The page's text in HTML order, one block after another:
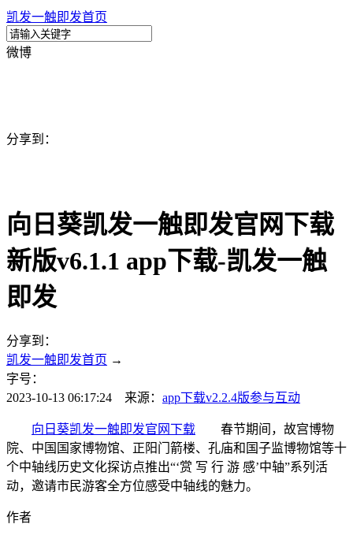
凯发一触即发首页
微博
分享到：
向日葵凯发一触即发官网下载
新版v6.1.1 app下载-凯发一触
即发
分享到：
凯发一触即发首页 →
字号：
2023-10-13 06:17:24 来源： app下载v2.2.4版参与互动
向日葵凯发一触即发官网下载 春节期间，故宫博物
院、中国国家博物馆、正阳门箭楼、孔庙和国子监博物馆等十
个中轴线历史文化探访点推出“‘赏 写 行 游 感’中轴”系列活
动，邀请市民游客全方位感受中轴线的魅力。
作者